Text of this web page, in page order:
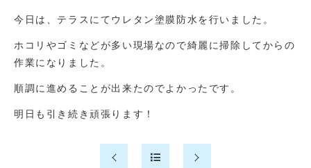
今日は、テラスにてウレタン塗膜防水を行いました。
ホコリやゴミなどが多い現場なので綺麗に掃除してからの
作業になりました。
順調に進めることが出来たのでよかったです。
明日も引き続き頑張ります！